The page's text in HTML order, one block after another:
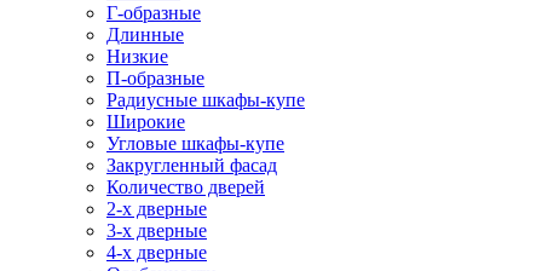
Г-образные
Длинные
Низкие
П-образные
Радиусные шкафы-купе
Широкие
Угловые шкафы-купе
Закругленный фасад
Количество дверей
2-х дверные
3-х дверные
4-х дверные